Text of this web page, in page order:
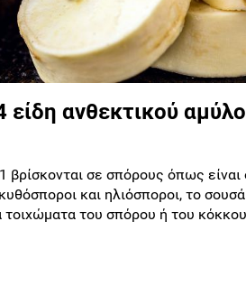
είδη ανθεκτικού
βρίσκονται σε σπόρους όπως
και ηλιόσποροι, το
τοιχώματα του σπόρου ή του